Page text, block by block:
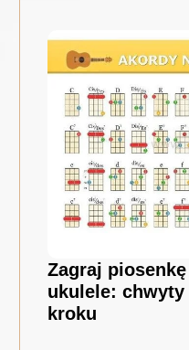
Zagraj
ukulele:
kroku